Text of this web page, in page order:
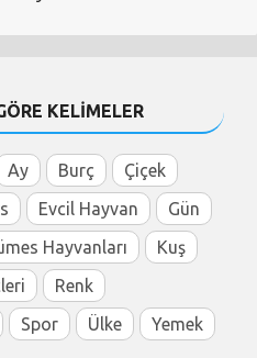
KELİMELER
Ay Burç
Çiçek
Evcil Hayvan
Gün
Hayvanları
Kuş
Renk
Spor Ülke Yemek